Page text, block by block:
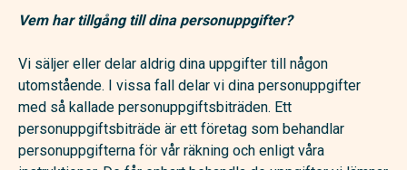
Vem har tillgång till dina personuppgifter?
Vi säljer eller delar aldrig dina uppgifter till någon
utomstående. I vissa fall delar vi dina personuppgifter
med så kallade personuppgiftsbiträden. Ett
personuppgiftsbiträde är ett företag som behandlar
personuppgifterna för vår räkning och enligt våra